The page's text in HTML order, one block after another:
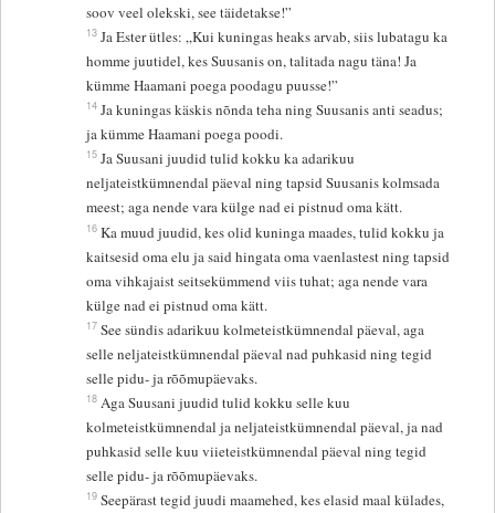
soov veel olekski, see täidetakse!”
13 Ja Ester ütles: „Kui kuningas heaks arvab, siis lubatagu ka
homme juutidel, kes Suusanis on, talitada nagu täna! Ja
kümme Haamani poega poodagu puusse!”
14 Ja kuningas käskis nõnda teha ning Suusanis anti seadus;
ja kümme Haamani poega poodi.
15 Ja Suusani juudid tulid kokku ka adarikuu
neljateistkümnendal päeval ning tapsid Suusanis kolmsada
meest; aga nende vara külge nad ei pistnud oma kätt.
16 Ka muud juudid, kes olid kuninga maades, tulid kokku ja
kaitsesid oma elu ja said hingata oma vaenlastest ning tapsid
oma vihkajaist seitsekümmend viis tuhat; aga nende vara
külge nad ei pistnud oma kätt.
17 See sündis adarikuu kolmeteistkümnendal päeval, aga
selle neljateistkümnendal päeval nad puhkasid ning tegid
selle pidu- ja rõõmupäevaks.
18 Aga Suusani juudid tulid kokku selle kuu
kolmeteistkümnendal ja neljateistkümnendal päeval, ja nad
puhkasid selle kuu viieteistkümnendal päeval ning tegid
selle pidu- ja rõõmupäevaks.
19 Seepärast tegid juudi maamehed, kes elasid maal külades,